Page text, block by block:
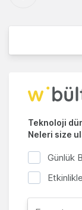
Teknoloji
Neleri size
Günlük